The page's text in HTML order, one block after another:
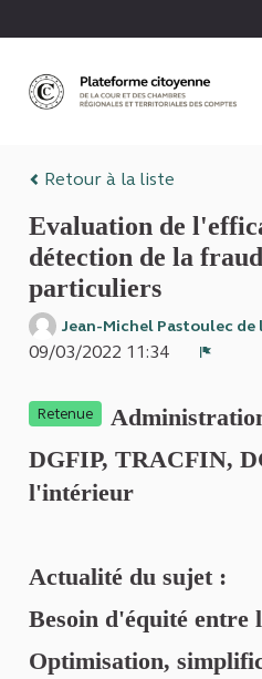
Retour à la liste
Evaluation de
détection de la
particuliers
Jean-Michel Pastoulec
09/03/2022 11:34
Retenue
DGFIP, TRACFIN,
l'intérieur
Actualité du sujet :
Besoin d'équité entre
Optimisation,